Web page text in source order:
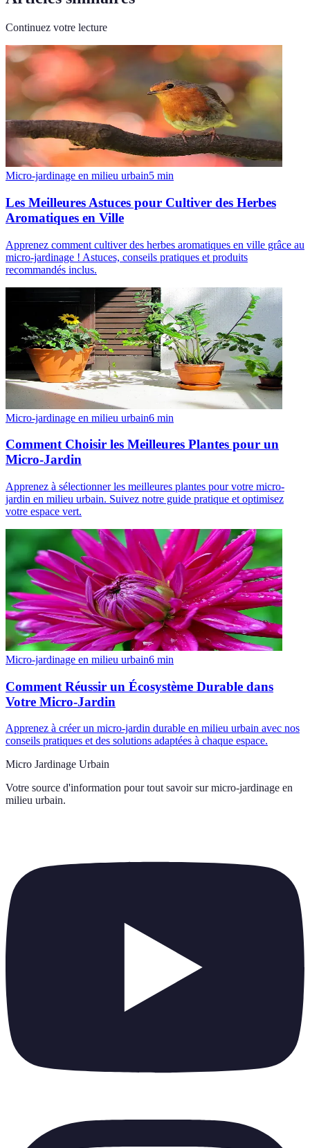
Continuez votre lecture
Micro-jardinage en milieu urbain5 min
Les Meilleures Astuces pour Cultiver des Herbes
Aromatiques en Ville
Apprenez comment cultiver des herbes aromatiques en ville grâce au
micro-jardinage ! Astuces, conseils pratiques et produits
recommandés inclus.
Micro-jardinage en milieu urbain6 min
Comment Choisir les Meilleures Plantes pour un
Micro-Jardin
Apprenez à sélectionner les meilleures plantes pour votre micro-
jardin en milieu urbain. Suivez notre guide pratique et optimisez
votre espace vert.
Micro-jardinage en milieu urbain6 min
Comment Réussir un Écosystème Durable dans
Votre Micro-Jardin
Apprenez à créer un micro-jardin durable en milieu urbain avec nos
conseils pratiques et des solutions adaptées à chaque espace.
Micro Jardinage Urbain
Votre source d'information pour tout savoir sur micro-jardinage en
milieu urbain.